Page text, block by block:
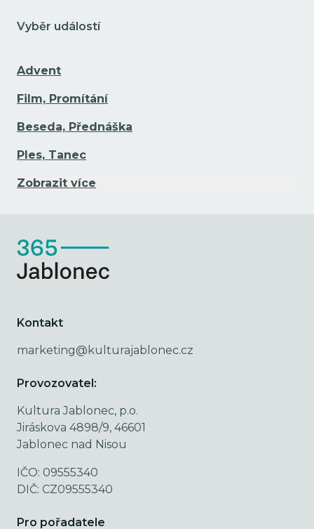
Vyběr událostí
Advent
Film, Promítání
Beseda, Přednáška
Ples, Tanec
Zobrazit více
Kontakt
marketing@kulturajablonec.cz
Provozovatel:
Kultura Jablonec, p.o.
Jiráskova 4898/9, 46601
Jablonec nad Nisou
IČO: 09555340
DIČ: CZ09555340
Pro pořadatele